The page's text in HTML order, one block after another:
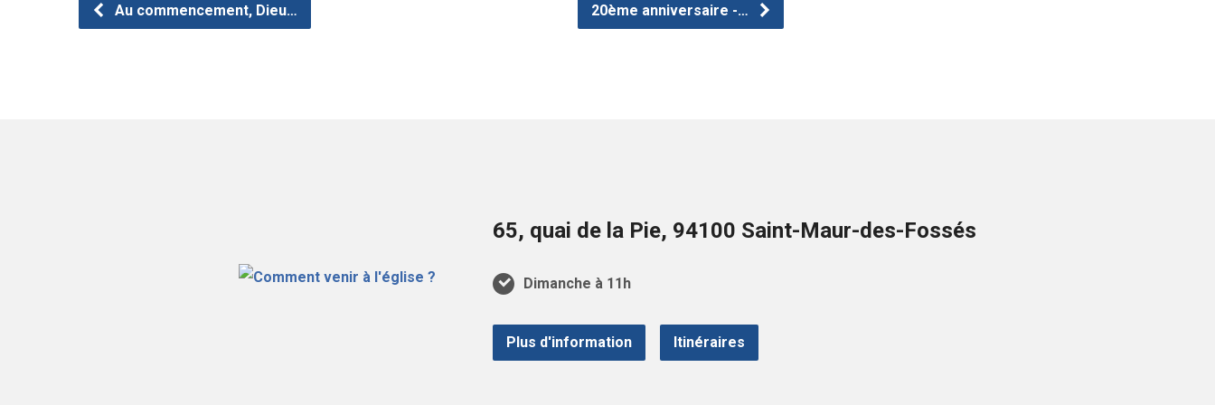
Au commencement, Dieu… 20ème anniversaire -…
65, quai de la Pie, 94100 Saint-Maur-des-Fossés
Dimanche à 11h
Plus d'information Itinéraires